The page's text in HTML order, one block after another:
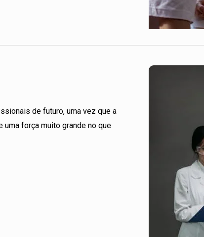
de futuro, uma vez que a
força muito grande no que